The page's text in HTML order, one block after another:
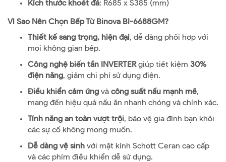
Kích thước khoét đá: R685 x S385 (mm)
Vì Sao Nên Chọn Bếp Từ Binova BI-6688GM?
Thiết kế sang trọng, hiện đại, dễ dàng phối hợp với
mọi không gian bếp.
Công nghệ biến tần INVERTERgiúp tiết kiệm 30%
điện năng, giảm chi phí sử dụng điện.
Điều khiển cảm ứng và công suất nấu mạnh mẽ,
mang đến hiệu quả nấu ăn nhanh chóng và chính xác.
Tính năng an toàn vượt trội, bảo vệ gia đình bạn khỏi
các sự cố không mong muốn.
Dễ dàng vệ sinh với mặt kính Schott Ceran cao cấp
và các phím điều khiển dễ sử dụng.